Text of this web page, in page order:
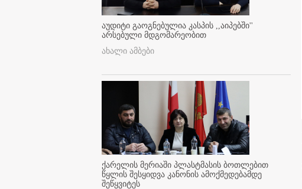
აუდიტი გაოგნებულია კასპის ,,აიპებში''
არსებული მდგომარეობით
ახალი ამბები
ქარელის მერიაში პლასტმასის ბოთლებით
წყლის შესყიდვა კანონის ამოქმედებამდე
შეწყვიტეს